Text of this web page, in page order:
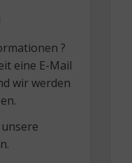
?
eine E-Mail
wir werden